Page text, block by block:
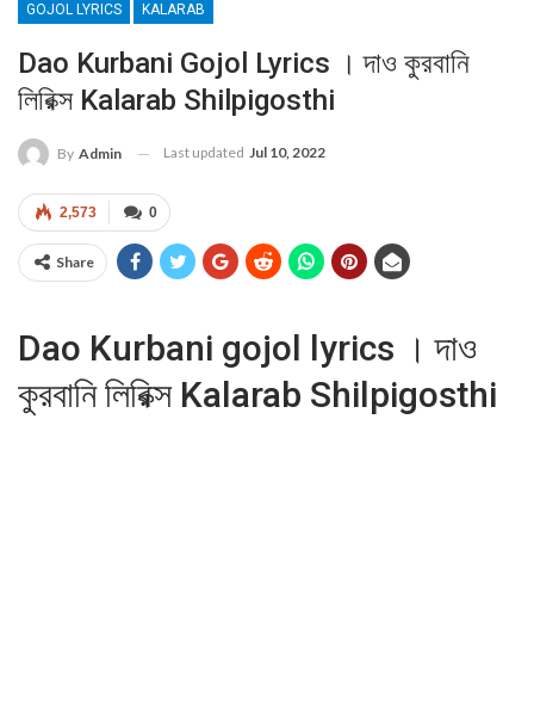
GOJOL LYRICS KALARAB
Dao Kurbani Gojol Lyrics । দাও কুরবানি
লিরিক্স Kalarab Shilpigosthi
By Admin Last updated Jul 10, 2022
0
2,573
Share
Dao Kurbani gojol lyrics । দাও
কুরবানি লিরিক্স Kalarab Shilpigosthi